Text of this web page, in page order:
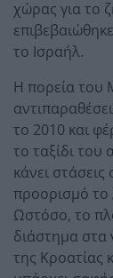
χώρας για το
το Ισραήλ.
Η πορεία του
το 2010 και
το ταξίδι του
κάνει
προορισμό το
Ωστόσο, το
διάστημα στα
της Κροατίας